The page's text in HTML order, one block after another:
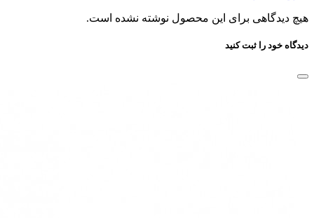
هیچ دیدگاهی برای این محصول نوشته نشده است.
دیدگاه خود را ثبت کنید